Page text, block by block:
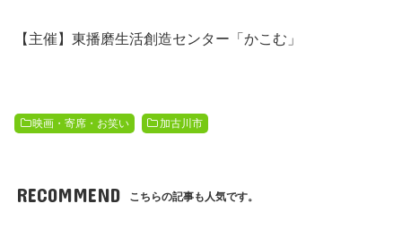
【主催】東播磨生活創造センター「かこむ」
映画・寄席・お笑い 加古川市
RECOMMEND こちらの記事も人気です。